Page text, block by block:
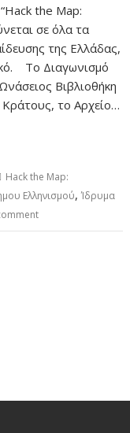
the Map:
σε όλα τα
της Ελλάδας,
Το Διαγωνισμό
Βιβλιοθήκη
Κράτους, το Αρχείο…
Hack the Map:
Ελληνισμού,Ίδρυμα